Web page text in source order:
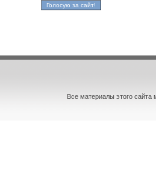
Все материалы этого сайта